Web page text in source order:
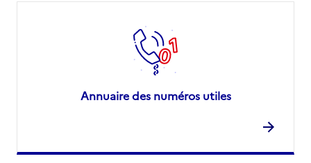
Annuaire des numéros utiles